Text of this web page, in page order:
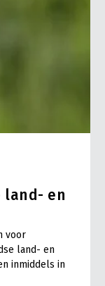
land- en
voor
land- en
inmiddels in